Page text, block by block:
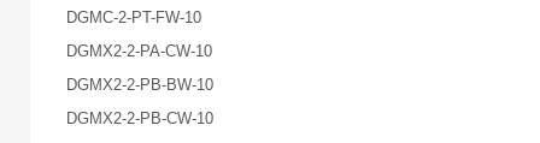
DGMC-2-PT-FW-10
DGMX2-2-PA-CW-10
DGMX2-2-PB-BW-10
DGMX2-2-PB-CW-10